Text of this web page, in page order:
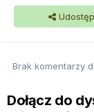
Brak komentarzy
Dołącz do